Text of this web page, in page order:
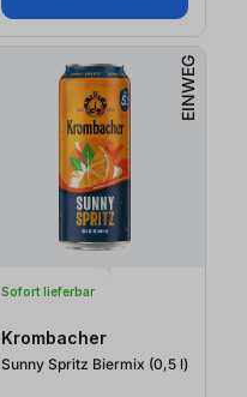
EINWEG
Sofort lieferbar
Krombacher
Sunny Spritz Biermix (0,5 l)